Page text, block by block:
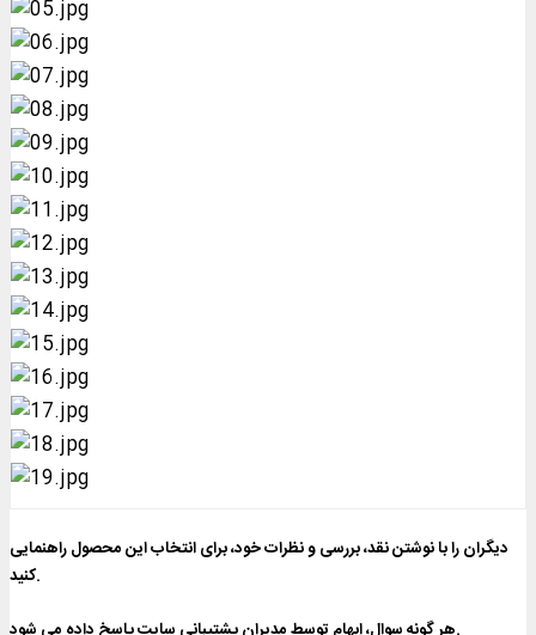
دیگران را با نوشتن نقد، بررسی و نظرات خود، برای انتخاب این محصول راهنمایی
کنید.